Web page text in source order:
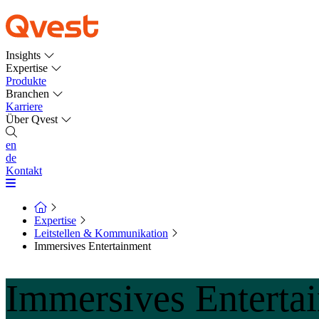
Insights
Expertise
Produkte
Branchen
Karriere
Über Qvest
en
de
Kontakt
Expertise
Leitstellen & Kommunikation
Immersives Entertainment
Immersives